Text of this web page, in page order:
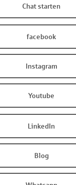
Chat starten
facebook
Instagram
Youtube
LinkedIn
Blog